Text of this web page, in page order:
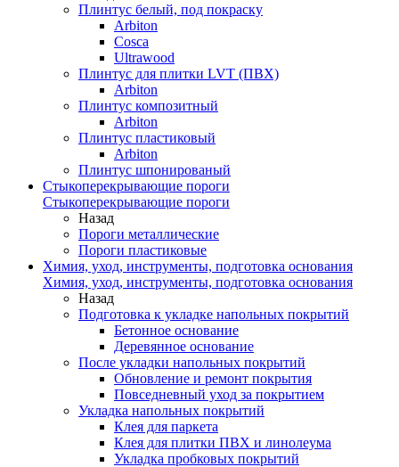
Плинтус белый, под покраску
Arbiton
Cosca
Ultrawood
Плинтус для плитки LVT (ПВХ)
Arbiton
Плинтус композитный
Arbiton
Плинтус пластиковый
Arbiton
Плинтус шпонированый
Стыкоперекрывающие пороги
Стыкоперекрывающие пороги
Назад
Пороги металлические
Пороги пластиковые
Химия, уход, инструменты, подготовка основания
Химия, уход, инструменты, подготовка основания
Назад
Подготовка к укладке напольных покрытий
Бетонное основание
Деревянное основание
После укладки напольных покрытий
Обновление и ремонт покрытия
Повседневный уход за покрытием
Укладка напольных покрытий
Клея для паркета
Клея для плитки ПВХ и линолеума
Укладка пробковых покрытий